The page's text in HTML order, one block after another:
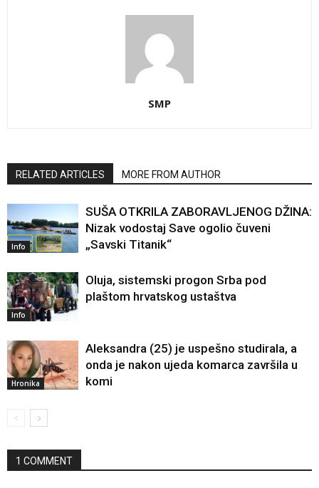
SMP
RELATED ARTICLES MORE FROM AUTHOR
Info
SUŠA OTKRILA ZABORAVLJENOG DŽINA:
Nizak vodostaj Save ogolio čuveni
„Savski Titanik“
Info
Oluja, sistemski progon Srba pod
plaštom hrvatskog ustaštva
Hronika
Aleksandra (25) je uspešno studirala, a
onda je nakon ujeda komarca završila u
komi
1 COMMENT